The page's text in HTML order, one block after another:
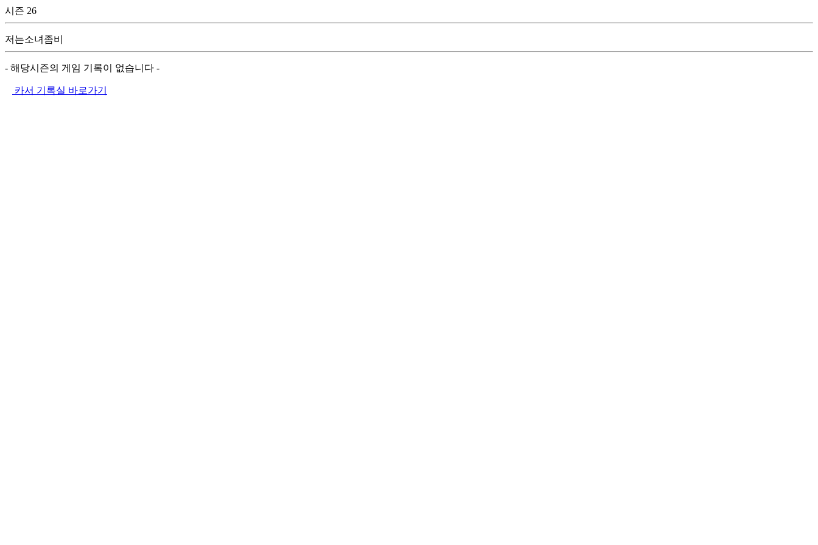
시즌 26
저는소녀좀비
- 해당시즌의 게임 기록이 없습니다 -
카서 기록실 바로가기